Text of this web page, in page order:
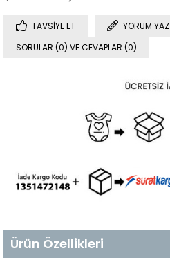
TAVSIYE ET
YORUM YAZ
SORULAR (0) VE CEVAPLAR (0)
Ürün Özellikleri